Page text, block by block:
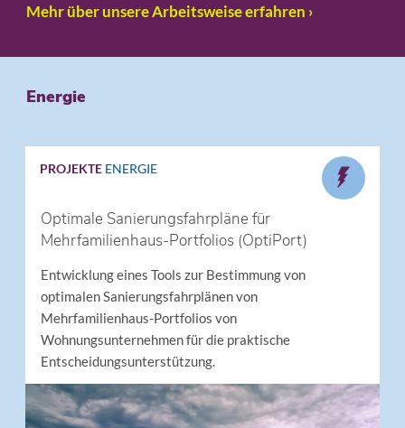
Mehr über unsere Arbeitsweise erfahren ›
Energie
PROJEKTE ENERGIE
Optimale Sanierungsfahrpläne für
Mehrfamilienhaus-Portfolios (OptiPort)
Entwicklung eines Tools zur Bestimmung von
optimalen Sanierungsfahrplänen von
Mehrfamilienhaus-Portfolios von
Wohnungsunternehmen für die praktische
Entscheidungsunterstützung.